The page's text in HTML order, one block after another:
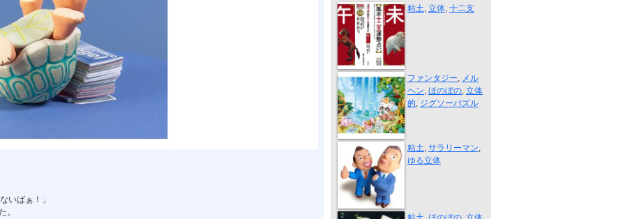
いばぁ！」
。
粘土, 立体, 十二支
コンペ用イラ...
ファンタジー, メル
ヘン, ほのぼの, 立体
的, ジグソーパズル
サラリーマン
粘土, サラリーマン,
ゆる立体
虫とり